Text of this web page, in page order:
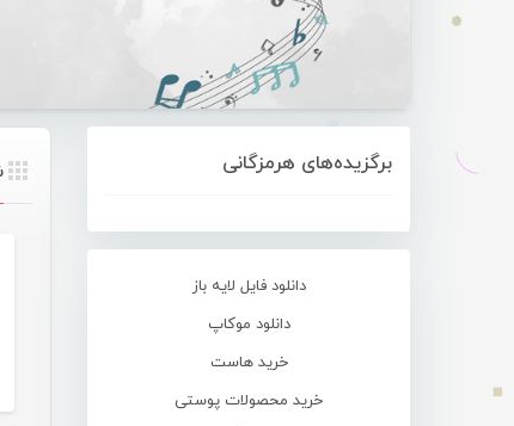
برگزیده‌های هرمزگانی
دانلود فایل لایه باز
دانلود موکاپ
خرید هاست
خرید محصولات پوستی